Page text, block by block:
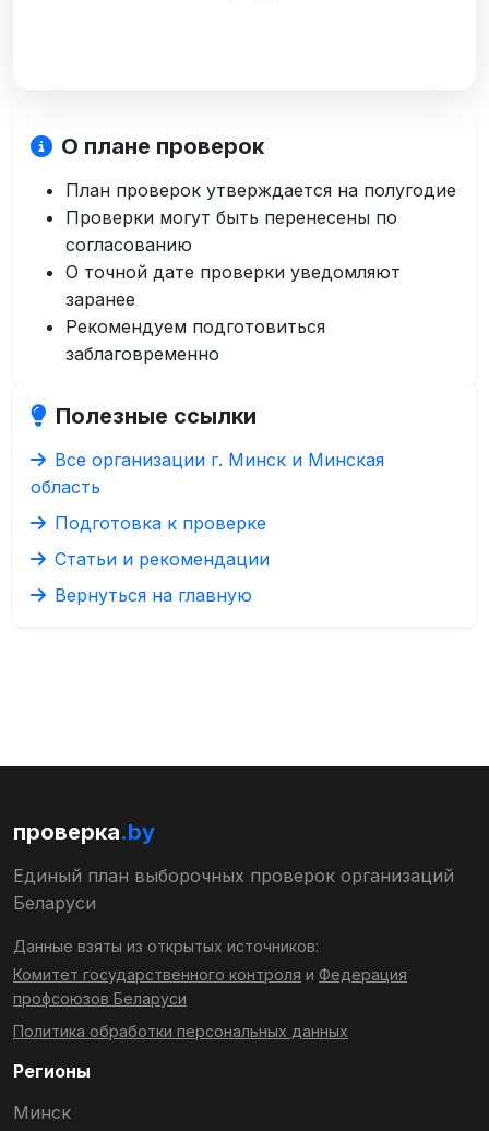
О плане проверок
План проверок утверждается на полугодие
Проверки могут быть перенесены по
согласованию
О точной дате проверки уведомляют
заранее
Рекомендуем подготовиться
заблаговременно
Полезные ссылки
Все организации г. Минск и Минская
область
Подготовка к проверке
Статьи и рекомендации
Вернуться на главную
проверка.by
Единый план выборочных проверок организаций
Беларуси
Данные взяты из открытых источников:
Комитет государственного контроля и Федерация
профсоюзов Беларуси
Политика обработки персональных данных
Регионы
Минск